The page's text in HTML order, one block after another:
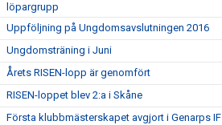
löpargrupp
Uppföljning på Ungdomsavslutningen 2016
Ungdomsträning i Juni
Årets RISEN-lopp är genomfört
RISEN-loppet blev 2:a i Skåne
Första klubbmästerskapet avgjort i Genarps IF